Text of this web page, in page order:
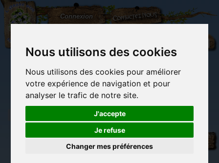
Nous utilisons des cookies
Nous utilisons des cookies pour améliorer
votre expérience de navigation et pour
analyser le trafic de notre site.
J'accepte
Je refuse
Changer mes préférences
L'Arbre
aux
100.000
Connexion Contactez-nous
(vide)
imaginaires
Carterie
papeterie
originale
manuelles,
détente et jeux
Objets déco et
cadeaux
Du côté du